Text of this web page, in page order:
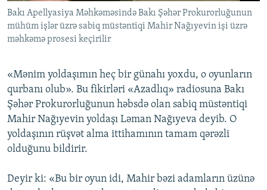
AZADLIQRADIOSU MOBIL TELEFONUNUZDA
BIZIMLƏ ƏLAQƏ
RFE/RL-in bütün saytları
Bakı Apellyasiya Məhkəməsində Bakı Şəhər Prokurorluğunun
mühüm işlər üzrə sabiq müstəntiqi Mahir Nağıyevin işi üzrə
məhkəmə prosesi keçirilir
«Mənim yoldaşımın heç bir günahı yoxdu, o oyunların
qurbanı olub». Bu fikirləri «Azadlıq» radiosuna Bakı
Şəhər Prokurorluğunun həbsdə olan sabiq müstəntiqi
Mahir Nağıyevin yoldaşı Ləman Nağıyeva deyib. O
yoldaşının rüşvət alma ittihamının tamam qərəzli
olduğunu bildirir.
Deyir ki: «Bu bir oyun idi, Mahir bəzi adamların üzünə